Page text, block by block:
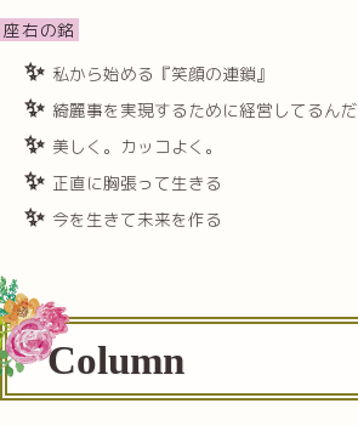
座右の銘
私から始める『笑顔の連鎖』
綺麗事を実現するために経営してるんだ
美しく。カッコよく。
正直に胸張って生きる
今を生きて未来を作る
Column